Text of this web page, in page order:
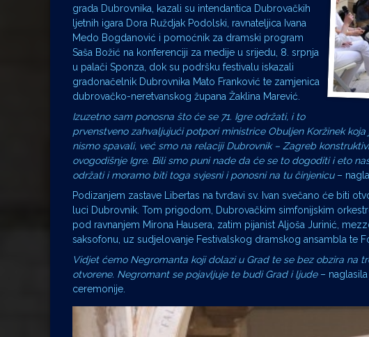
grada Dubrovnika, kazali su intendantica Dubrovačkih
ljetnih igara Dora Ruždjak Podolski, ravnateljica Ivana
Medo Bogdanović i pomoćnik za dramski program
Saša Božić na konferenciji za medije u srijedu, 8. srpnja
u palači Sponza, dok su podršku festivalu iskazali
gradonačelnik Dubrovnika Mato Franković te zamjenica
dubrovačko-neretvanskog župana Žaklina Marević.
Izuzetno sam ponosna što će se 71. Igre održati, i to
prvenstveno zahvaljujući potpori ministrice Obuljen Koržinek
nismo spavali, već smo na relaciji Dubrovnik – Zagreb
ovogodišnje Igre. Bili smo puni nade da će se to dogoditi i eto
održati i moramo biti toga svjesni i ponosni na tu činjenicu–
Podizanjem zastave Libertas na tvrđavi sv. Ivan svečano će biti
luci Dubrovnik. Tom prigodom, Dubrovačkim simfonijskim
pod ravnanjem Mirona Hausera, zatim pijanist Aljoša Jurinić,
saksofonu, uz sudjelovanje Festivalskog dramskog ansambla te
Vidjet ćemo Negromanta koji dolazi u Grad te se bez obzira na
otvorene. Negromant se pojavljuje te budi Grad i ljude– naglasila
ceremonije.